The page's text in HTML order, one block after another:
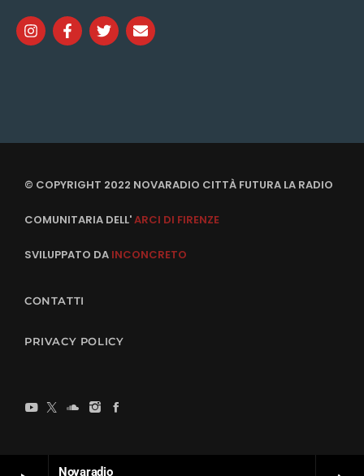
Novaradio
© COPYRIGHT 2022 NOVARADIO CITTÀ FUTURA LA RADIO
COMUNITARIA DELL'ARCI DI FIRENZE
SVILUPPATO DA INCONCRETO
CONTATTI
PRIVACY POLICY